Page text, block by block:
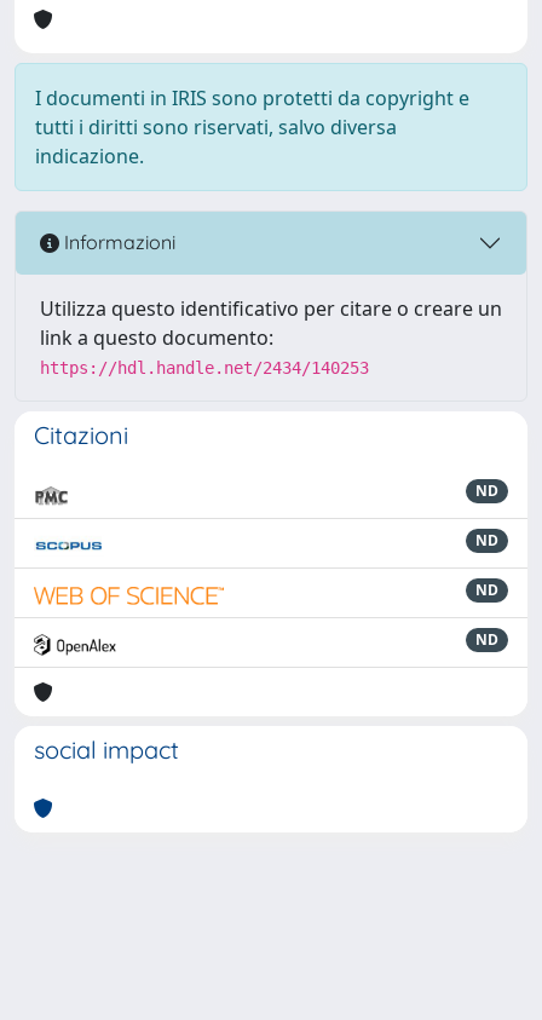
I documenti in IRIS sono protetti da copyright e
tutti i diritti sono riservati, salvo diversa
indicazione.
Informazioni
Utilizza questo identificativo per citare o creare un
link a questo documento:
https://hdl.handle.net/2434/140253
Citazioni
ND
ND
ND
ND
social impact